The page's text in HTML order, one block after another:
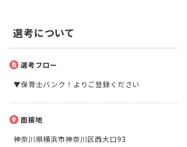
選考について
選考フロー
▼保育士バンク！よりご登録ください
面接地
神奈川県横浜市神奈川区西大口93